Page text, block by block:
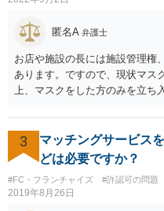
匿名A 弁護士
お店や施設の長には施設管理権
あります。ですので、現状マス
上、マスクをした方のみを立
など公益的な側面のある業種で
られた理由以外での利用拒否
スクなしだけでの利用拒否は
ては慰謝料の請求は認められな
3
マッチングサービス
どは必要ですか？
#FC・フランチャイズ #許認可の問題
2019年8月26日